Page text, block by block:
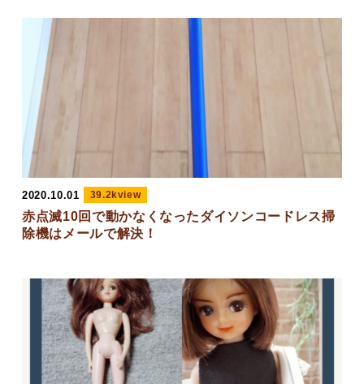
2020.10.01 39.2kview
赤点滅10回で動かなくなったダイソンコードレス掃
除機はメールで解決！